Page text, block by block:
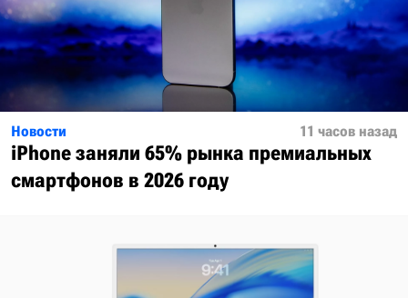
Новости 11 часов назад
iPhone заняли 65% рынка премиальных
смартфонов в 2026 году